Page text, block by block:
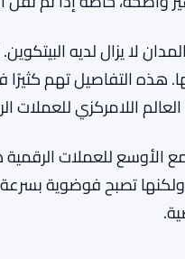
أمر معقد
أمرت المحكمة
أخرى بحلول الوقت
واضحة، خاصة إذا تم نقل